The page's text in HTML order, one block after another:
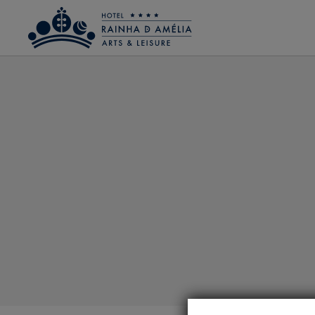
Lounges Disponíveis de Hotel Rainha D. Amélia, Arts & Leisure em Castelo